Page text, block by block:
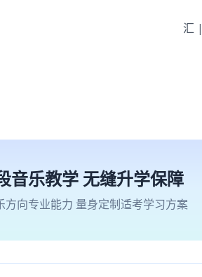
音乐教学 无缝升学保障
方向专业能力 量身定制适考学习方案